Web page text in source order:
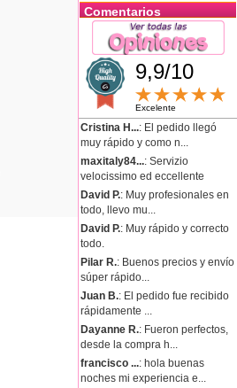
Comentarios
9,9/10
Excelente
Cristina H...: El pedido llegó
muy rápido y como n...
maxitaly84...: Servizio
velocissimo ed eccellente
David P.: Muy profesionales en
todo, llevo mu...
David P.: Muy rápido y correcto
todo.
Pilar R.: Buenos precios y envío
súper rápido...
Juan B.: El pedido fue recibido
rápidamente ...
Dayanne R.: Fueron perfectos,
desde la compra h...
francisco ...: hola buenas
noches mi experiencia e...